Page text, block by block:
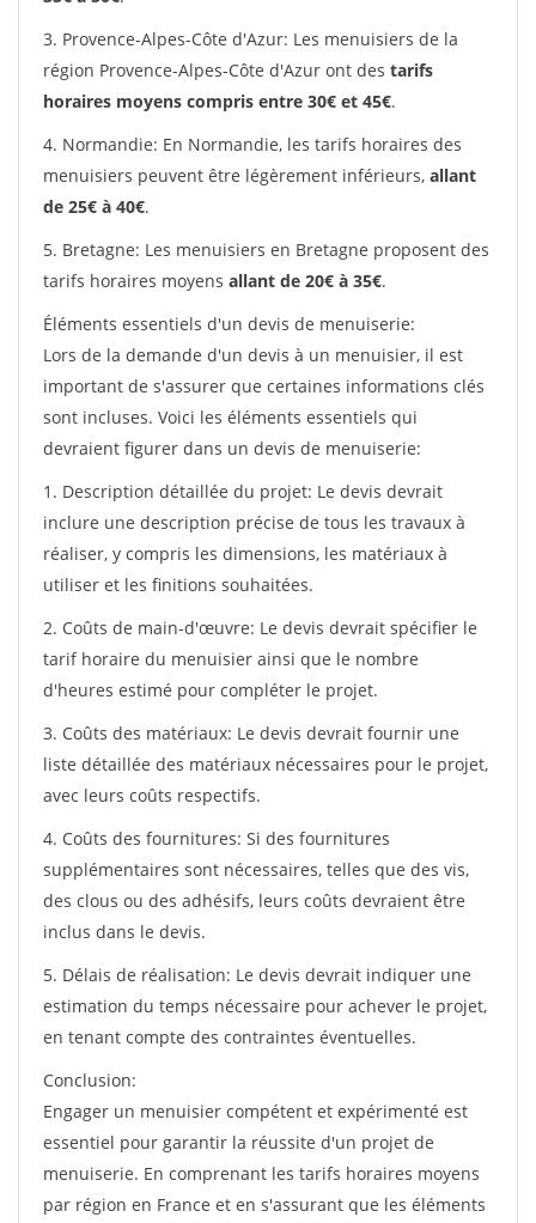
3. Provence-Alpes-Côte d'Azur: Les menuisiers de la
région Provence-Alpes-Côte d'Azur ont des tarifs
horaires moyens compris entre 30€ et 45€.
4. Normandie: En Normandie, les tarifs horaires des
menuisiers peuvent être légèrement inférieurs, allant
de 25€ à 40€.
5. Bretagne: Les menuisiers en Bretagne proposent des
tarifs horaires moyens allant de 20€ à 35€.
Éléments essentiels d'un devis de menuiserie:
Lors de la demande d'un devis à un menuisier, il est
important de s'assurer que certaines informations clés
sont incluses. Voici les éléments essentiels qui
devraient figurer dans un devis de menuiserie:
1. Description détaillée du projet: Le devis devrait
inclure une description précise de tous les travaux à
réaliser, y compris les dimensions, les matériaux à
utiliser et les finitions souhaitées.
2. Coûts de main-d'œuvre: Le devis devrait spécifier le
tarif horaire du menuisier ainsi que le nombre
d'heures estimé pour compléter le projet.
3. Coûts des matériaux: Le devis devrait fournir une
liste détaillée des matériaux nécessaires pour le projet,
avec leurs coûts respectifs.
4. Coûts des fournitures: Si des fournitures
supplémentaires sont nécessaires, telles que des vis,
des clous ou des adhésifs, leurs coûts devraient être
inclus dans le devis.
5. Délais de réalisation: Le devis devrait indiquer une
estimation du temps nécessaire pour achever le projet,
en tenant compte des contraintes éventuelles.
Conclusion:
Engager un menuisier compétent et expérimenté est
essentiel pour garantir la réussite d'un projet de
menuiserie. En comprenant les tarifs horaires moyens
par région en France et en s'assurant que les éléments